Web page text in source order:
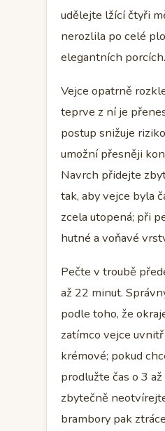
udělejte lžící čtyři
nerozlila po celé
elegantních porcích.
Vejce opatrně
teprve z ní je
postup snižuje
umožní přesněji
Navrch přidejte
tak, aby vejce byla
zcela utopená; při
hutné a voňavé
Pečte v troubě
až 22 minut.
podle toho, že
zatímco vejce
krémové; pokud
prodlužte čas o 3
zbytečně
brambory pak